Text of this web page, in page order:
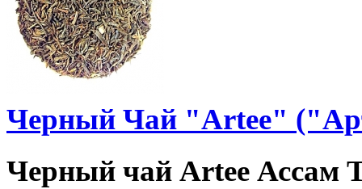
Черный Чай "Artee"
Черный чай Artee Ассам